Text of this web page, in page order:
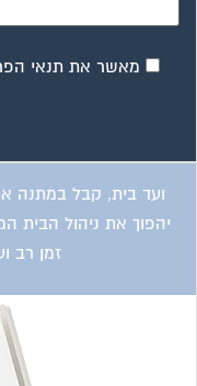
מאשר את תנאי
ועד בית, קבל במתנה
יהפוך את ניהול הבית
זמן רב